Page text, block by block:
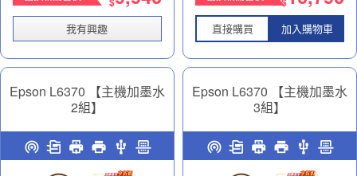
我有興趣 直接購買 加入購物車
Epson L6370 【主機加墨水
2組】
續供墨印表機｜商務多工神
助力
Epson L6370 【主機加墨水
3組】
續供墨印表機｜商務多工神
助力